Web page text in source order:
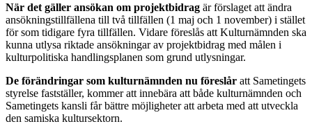
När det gäller ansökan om projektbidrag är förslaget att ändra
ansökningstillfällena till två tillfällen (1 maj och 1 november) i stället
för som tidigare fyra tillfällen. Vidare föreslås att Kulturnämnden ska
kunna utlysa riktade ansökningar av projektbidrag med målen i
kulturpolitiska handlingsplanen som grund utlysningar.
De förändringar som kulturnämnden nu föreslår att Sametingets
styrelse fastställer, kommer att innebära att både kulturnämnden och
Sametingets kansli får bättre möjligheter att arbeta med att utveckla
den samiska kultursektorn.